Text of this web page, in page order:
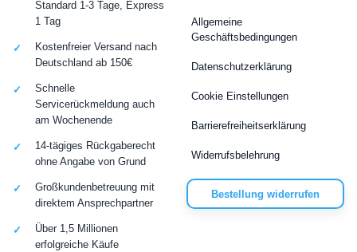
Allgemeine
Geschäftsbedingungen
Datenschutzerklärung
Cookie Einstellungen
Barrierefreiheitserklärung
Widerrufsbelehrung
Bestellung widerrufen
Standard 1-3 Tage, Express
1 Tag
Kostenfreier Versand nach
Deutschland ab 150€
Schnelle
Servicerückmeldung auch
am Wochenende
14-tägiges Rückgaberecht
ohne Angabe von Grund
Großkundenbetreuung mit
direktem Ansprechpartner
Über 1,5 Millionen
erfolgreiche Käufe